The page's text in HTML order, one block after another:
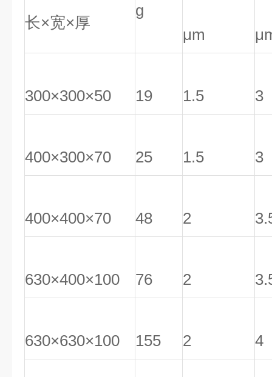
长×宽×厚
g
μm
300×300×50 19 1.5 3
400×300×70 25 1.5 3
400×400×70 48 2
630×400×100 76 2
630×630×100 155 2 4